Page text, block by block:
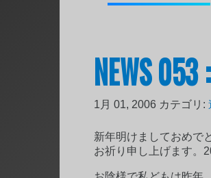
NEWS
1月 01, 2006 カテゴリ:
新年明けましておめで
お祈り申し上げます。